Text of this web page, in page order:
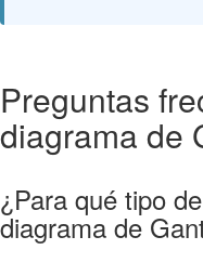
Preguntas
diagrama de
¿Para qué tipo
diagrama de